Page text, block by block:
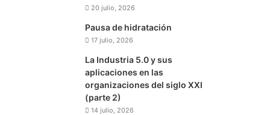
20 julio, 2026
Pausa de hidratación
17 julio, 2026
La Industria 5.0 y sus
aplicaciones en las
organizaciones del siglo XXI
(parte 2)
14 julio, 2026